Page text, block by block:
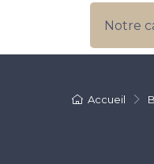
Notre
Accueil